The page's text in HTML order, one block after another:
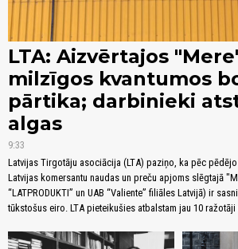
LTA: Aizvērtajos
milzīgos kvantumos
pārtika; darbinieki
algas
9:33
Latvijas Tirgotāju asociācija (LTA) paziņo, ka pēc
Latvijas komersantu naudas un preču apjoms slēgtajā
“LATPRODUKTI” un UAB “Valiente” filiāles Latvijā) ir
tūkstošus eiro. LTA pieteikušies atbalstam jau 10